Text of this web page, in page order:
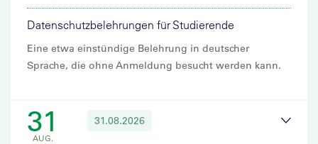
Datenschutzbelehrungen für Studierende
Eine etwa einstündige Belehrung in deutscher
Sprache, die ohne Anmeldung besucht werden kann.
31
AUG.
31.08.2026